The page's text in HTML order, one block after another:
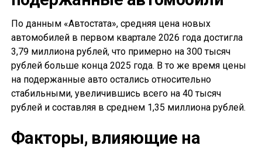
По данным «Автостата», средняя цена новых
автомобилей в первом квартале 2026 года достигла
3,79 миллиона рублей, что примерно на 300 тысяч
рублей больше конца 2025 года. В то же время цены
на подержанные авто остались относительно
стабильными, увеличившись всего на 40 тысяч
рублей и составляя в среднем 1,35 миллиона рублей.
Факторы, влияющие на